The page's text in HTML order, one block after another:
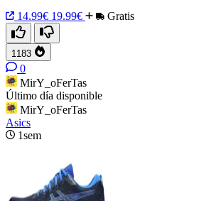
14.99€ 19.99€ Gratis
1183
0
MirY_oFerTas
Último día disponible
MirY_oFerTas
Asics
1sem